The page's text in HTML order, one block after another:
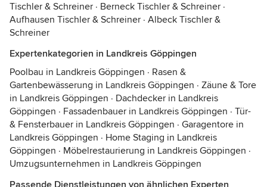
Tischler & Schreiner · Berneck Tischler & Schreiner ·
Aufhausen Tischler & Schreiner · Albeck Tischler &
Schreiner
Expertenkategorien in Landkreis Göppingen
Poolbau in Landkreis Göppingen · Rasen &
Gartenbewässerung in Landkreis Göppingen · Zäune & Tore
in Landkreis Göppingen · Dachdecker in Landkreis
Göppingen · Fassadenbauer in Landkreis Göppingen · Tür-
& Fensterbauer in Landkreis Göppingen · Garagentore in
Landkreis Göppingen · Home Staging in Landkreis
Göppingen · Möbelrestaurierung in Landkreis Göppingen ·
Umzugsunternehmen in Landkreis Göppingen
Passende Dienstleistungen von ähnlichen Experten